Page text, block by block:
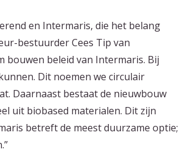
en Intermaris, die het belang
bestuurder Cees Tip van
bouwen beleid van Intermaris. Bij
Dit noemen we circulair
Daarnaast bestaat de nieuwbouw
uit biobased materialen. Dit zijn
betreft de meest duurzame optie;